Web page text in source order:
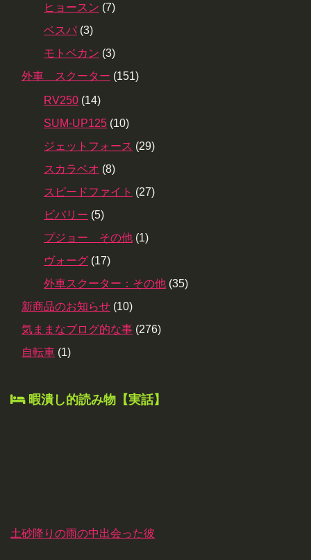
ヒョースン (7)
ベスパ (3)
モトベカン (3)
外車 スクーター (151)
RV250 (14)
SUM-UP125 (10)
ジェットフォース (29)
スカラベオ (8)
スピードファイト (27)
ビバリー (5)
プジョー その他 (1)
ヴォーグ (17)
外車スクーター：その他 (35)
新商品のお知らせ (10)
気ままなブログ的な事 (276)
自転車 (1)
暇潰し的読み物【実話】
土砂降りの雨の中出会った彼